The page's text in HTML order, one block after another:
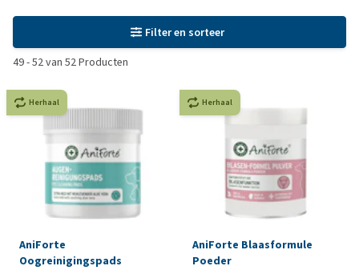
Filter en sorteer
49-52van 52Producten
Herhaal
AniForte
Oogreinigingspads
Herhaal
AniForte Blaasformule
Poeder